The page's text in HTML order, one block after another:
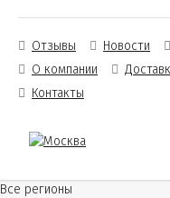
Отзывы Новости
О компании
Контакты
Все регионы